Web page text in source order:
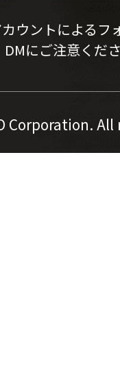
ウントによるフ
DMにご注意くだ
Corporation.